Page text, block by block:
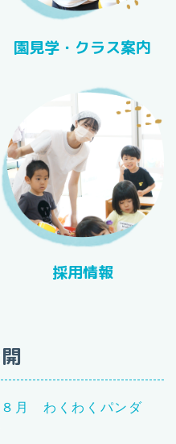
園見学・クラス案内
採用情報
８月 わくわくパンダ